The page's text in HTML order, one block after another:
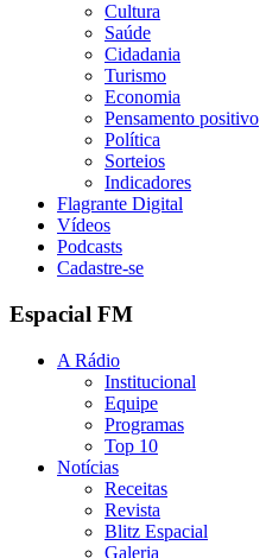
Cultura
Saúde
Cidadania
Turismo
Economia
Pensamento positivo
Política
Sorteios
Indicadores
Flagrante Digital
Vídeos
Podcasts
Cadastre-se
Espacial FM
A Rádio
Institucional
Equipe
Programas
Top 10
Notícias
Receitas
Revista
Blitz Espacial
Galeria